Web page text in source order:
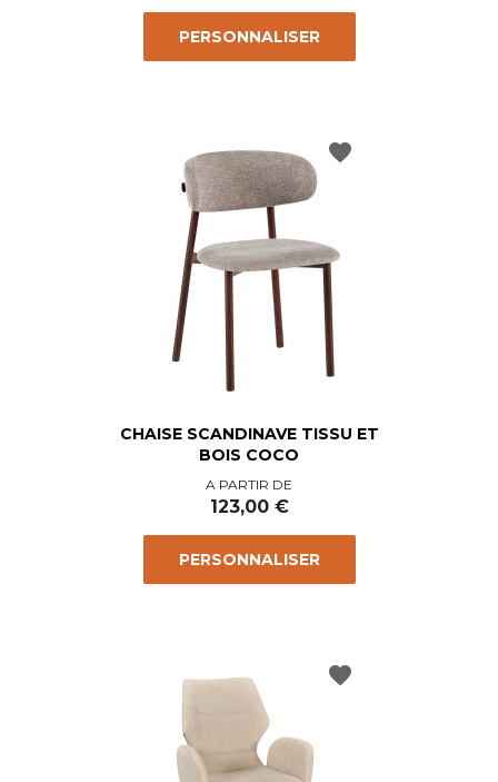
PERSONNALISER
CHAISE SCANDINAVE TISSU ET
BOIS COCO
Prix
A PARTIR DE
123,00 €
PERSONNALISER
favorite
favorite